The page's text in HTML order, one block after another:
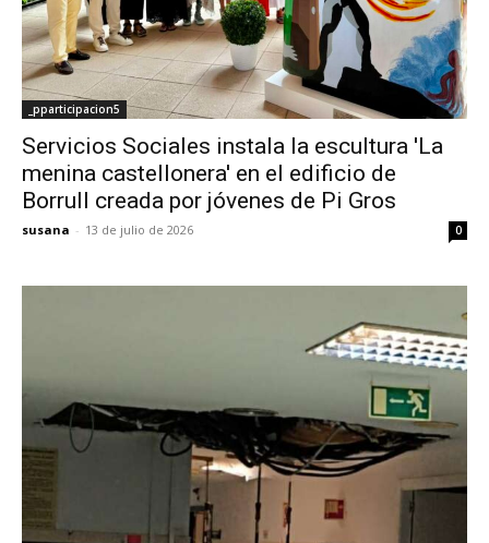
_pparticipacion5
Servicios Sociales instala la escultura 'La
menina castellonera' en el edificio de
Borrull creada por jóvenes de Pi Gros
susana - 13 de julio de 2026 0